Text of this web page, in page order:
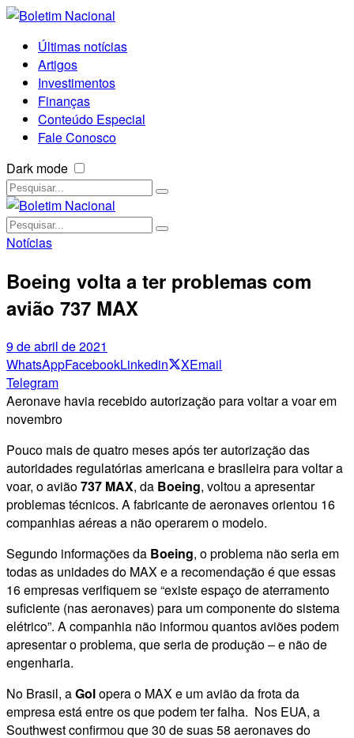
Últimas notícias
Artigos
Investimentos
Finanças
Conteúdo Especial
Fale Conosco
Dark mode
Notícias
Boeing volta a ter problemas com
avião 737 MAX
9 de abril de 2021
WhatsAppFacebookLinkedin XEmail
Telegram
Aeronave havia recebido autorização para voltar a voar em
novembro
Pouco mais de quatro meses após ter autorização das
autoridades regulatórias americana e brasileira para voltar a
voar, o avião737 MAX, da Boeing, voltou a apresentar
problemas técnicos. A fabricante de aeronaves orientou 16
companhias aéreas a não operarem o modelo.
Segundo informações da Boeing, o problema não seria em
todas as unidades do MAX e a recomendação é que essas
16 empresas verifiquem se “existe espaço de aterramento
suficiente (nas aeronaves) para um componente do sistema
elétrico”. A companhia não informou quantos aviões podem
apresentar o problema, que seria de produção – e não de
engenharia.
No Brasil, aGolopera o MAX e um avião da frota da
empresa está entre os que podem ter falha. Nos EUA, a
Southwest confirmou que 30 de suas 58 aeronaves do